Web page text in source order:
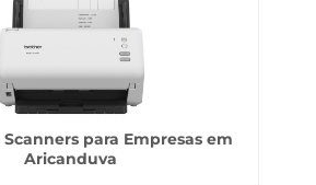
Scanners para Empresas em
Aricanduva